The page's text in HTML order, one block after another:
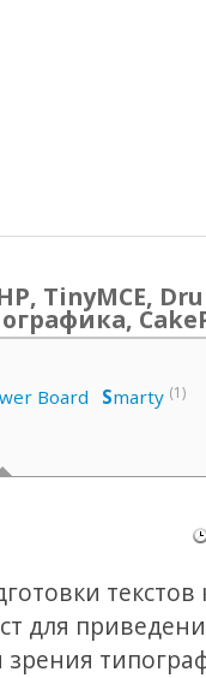
TinyMCE,
Board Smarty (1)
текстов
для